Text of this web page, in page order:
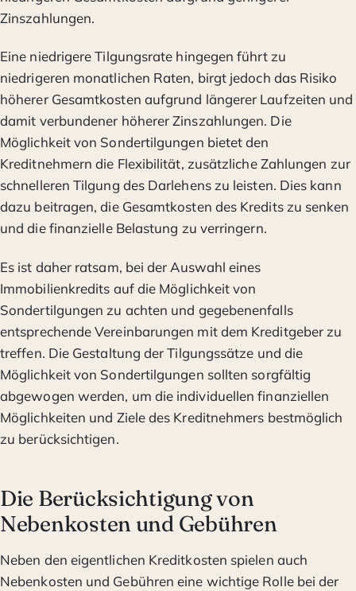
Zinszahlungen.
Eine niedrigere Tilgungsrate hingegen führt zu
niedrigeren monatlichen Raten, birgt jedoch das Risiko
höherer Gesamtkosten aufgrund längerer Laufzeiten und
damit verbundener höherer Zinszahlungen. Die
Möglichkeit von Sondertilgungen bietet den
Kreditnehmern die Flexibilität, zusätzliche Zahlungen zur
schnelleren Tilgung des Darlehens zu leisten. Dies kann
dazu beitragen, die Gesamtkosten des Kredits zu senken
und die finanzielle Belastung zu verringern.
Es ist daher ratsam, bei der Auswahl eines
Immobilienkredits auf die Möglichkeit von
Sondertilgungen zu achten und gegebenenfalls
entsprechende Vereinbarungen mit dem Kreditgeber zu
treffen. Die Gestaltung der Tilgungssätze und die
Möglichkeit von Sondertilgungen sollten sorgfältig
abgewogen werden, um die individuellen finanziellen
Möglichkeiten und Ziele des Kreditnehmers bestmöglich
zu berücksichtigen.
Die Berücksichtigung von
Nebenkosten und Gebühren
Neben den eigentlichen Kreditkosten spielen auch
Nebenkosten und Gebühren eine wichtige Rolle bei der